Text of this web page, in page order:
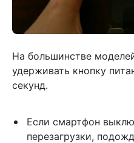
На большинстве
удерживать кнопку
секунд.
Если смартфон
перезагрузки,